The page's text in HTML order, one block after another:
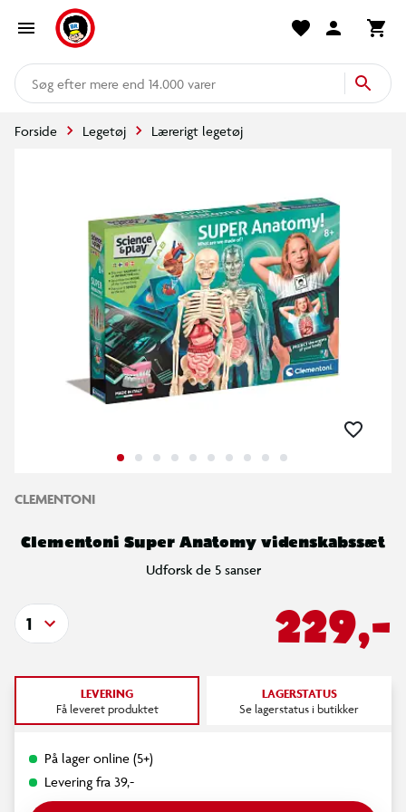
mere end 14.000 varer
Forside Legetøj Lærerigt legetøj
CLEMENTONI
Clementoni Super Anatomy videnskabssæt
Udforsk de 5 sanser
229,-
1
LEVERING
Få leveret produktet
LAGERSTATUS
Se lagerstatus i butikker
På lager online (5+)
Levering fra 39,-